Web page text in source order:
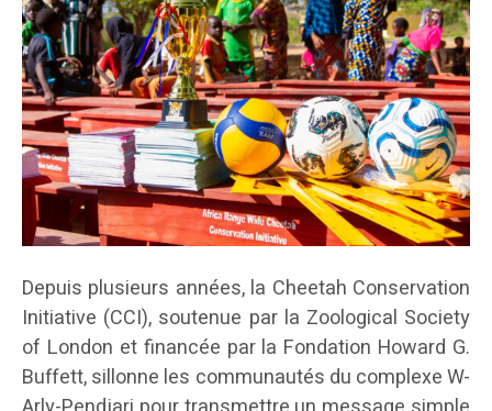
Depuis plusieurs années, la Cheetah Conservation
Initiative (CCI), soutenue par la Zoological Society
of London et financée par la Fondation Howard G.
Buffett, sillonne les communautés du complexe W-